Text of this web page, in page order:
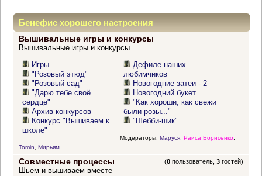
Бенефис хорошего настроения
Вышивальные игры и конкурсы
Вышивальные игры и конкурсы
Игры
"Розовый этюд"
"Розовый сад"
"Дарю тебе своё
сердце"
Архив конкурсов
Конкурс "Вышиваем к
школе"
Дефиле наших
любимчиков
Новогодние затеи - 2
Новогодний букет
"Как хороши, как свежи
были розы..."
"Шебби-шик"
Модераторы: Маруся, Раиса Борисенко,
Tomin
Мирьям
Совместные процессы (0 пользователь,3 гостей)
Шьем и вышиваем вместе